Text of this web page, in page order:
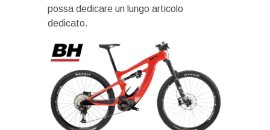
possa dedicare un lungo articolo
dedicato.